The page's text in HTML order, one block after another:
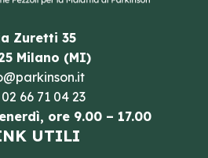
Zuretti 35
Milano (MI)
02 66 71 04 23
ore 9.00 – 17.00
UTILI